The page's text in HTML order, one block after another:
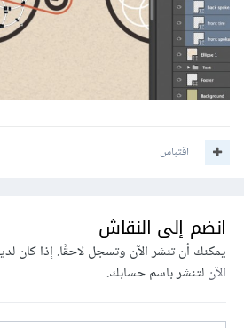
اقتباس
انضم إلى النقاش
يمكنك أن تنشر الآن وتسجل لاحقًا. إذا كان
الآنلتنشر باسم حسابك.